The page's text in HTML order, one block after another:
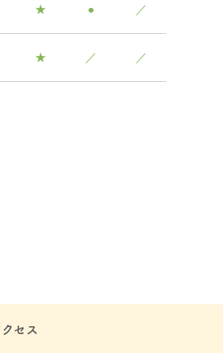
★ ● ／
★ ／ ／
クセス